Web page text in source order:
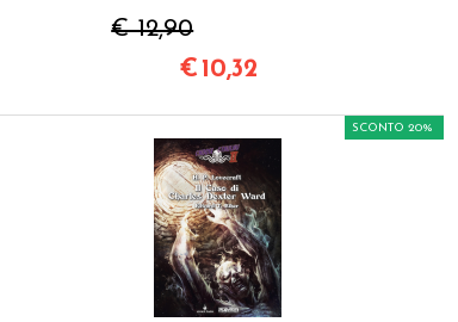
€ 12,90
€ 10,32
SCONTO 20%